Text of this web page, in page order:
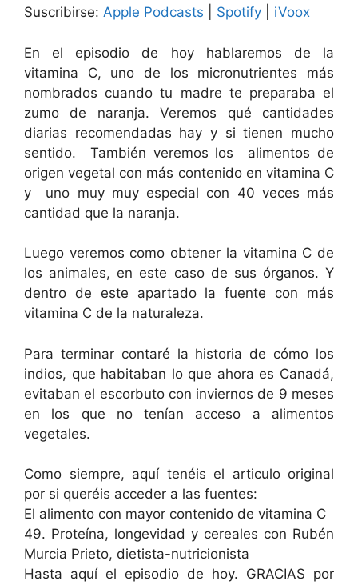
Suscribirse: Apple Podcasts Spotify iVoox
En el episodio de hoy hablaremos de la
vitamina C, uno de los micronutrientes más
nombrados cuando tu madre te preparaba el
zumo de naranja. Veremos qué cantidades
diarias recomendadas hay y si tienen mucho
sentido. También veremos los alimentos de
origen vegetal con más contenido en vitamina C
y uno muy muy especial con 40 veces más
cantidad que la naranja.
Luego veremos como obtener la vitamina C de
los animales, en este caso de sus órganos. Y
dentro de este apartado la fuente con más
vitamina C de la naturaleza.
Para terminar contaré la historia de cómo los
indios, que habitaban lo que ahora es Canadá,
evitaban el escorbuto con inviernos de 9 meses
en los que no tenían acceso a alimentos
vegetales.
Como siempre, aquí tenéis el articulo original
por si queréis acceder a las fuentes:
El alimento con mayor contenido de vitamina C
49. Proteína, longevidad y cereales con Rubén
Murcia Prieto, dietista-nutricionista
Hasta aquí el episodio de hoy. GRACIAS por